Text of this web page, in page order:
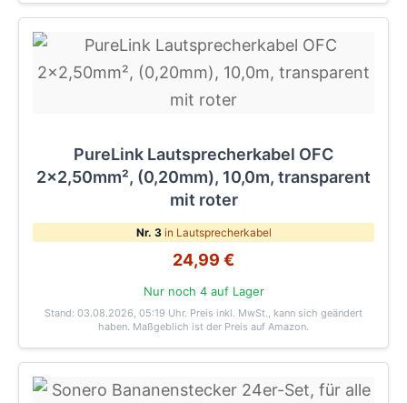
PureLink Lautsprecherkabel OFC
2x2,50mm², (0,20mm), 10,0m, transparent
mit roter
Nr. 3in Lautsprecherkabel
24,99 €
Nur noch 4 auf Lager
Stand: 03.08.2026, 05:19 Uhr. Preis inkl. MwSt., kann sich geändert
haben. Maßgeblich ist der Preis auf Amazon.